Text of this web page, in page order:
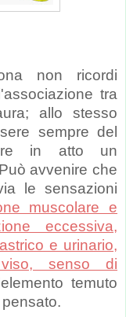
non ricordi
tra
allo stesso
sempre del
in atto un
avvenire che
le sensazioni
muscolare e
eccessiva,
e urinario,
senso di
temuto